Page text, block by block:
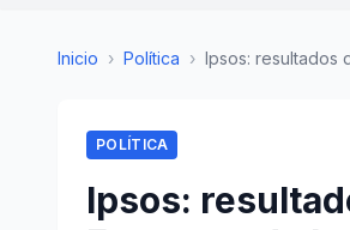
Inicio › Política › Ipsos: resultados
POLÍTICA
Ipsos: